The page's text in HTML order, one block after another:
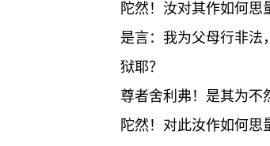
陀然！汝对其作如何
是言：我为父母行非法
狱耶？
尊者舍利弗！是其为不
陀然！对此汝作如何